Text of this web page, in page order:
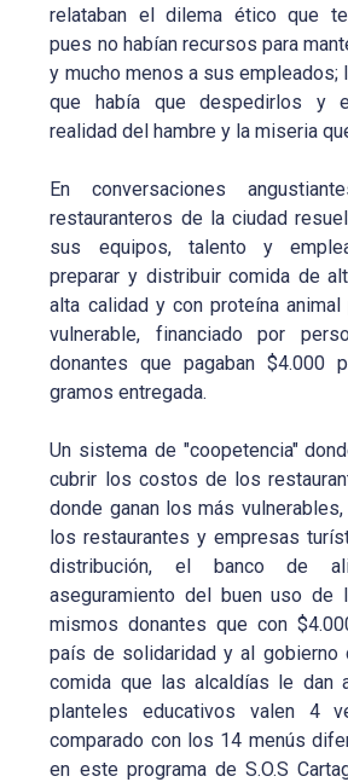
relataban el dilema ético que
pues no habían recursos para
y mucho menos a sus empleados;
que había que despedirlos y
realidad del hambre y la miseria
En conversaciones
restauranteros de la ciudad
sus equipos, talento y
preparar y distribuir comida de
alta calidad y con proteína
vulnerable, financiado por
donantes que pagaban $4.000
gramos entregada.
Un sistema de "coopetencia"
cubrir los costos de los
donde ganan los más
los restaurantes y empresas
distribución, el banco de
aseguramiento del buen uso
mismos donantes que con
país de solidaridad y al gobierno
comida que las alcaldías le dan
planteles educativos valen 4
comparado con los 14 menús
en este programa de S.O.S